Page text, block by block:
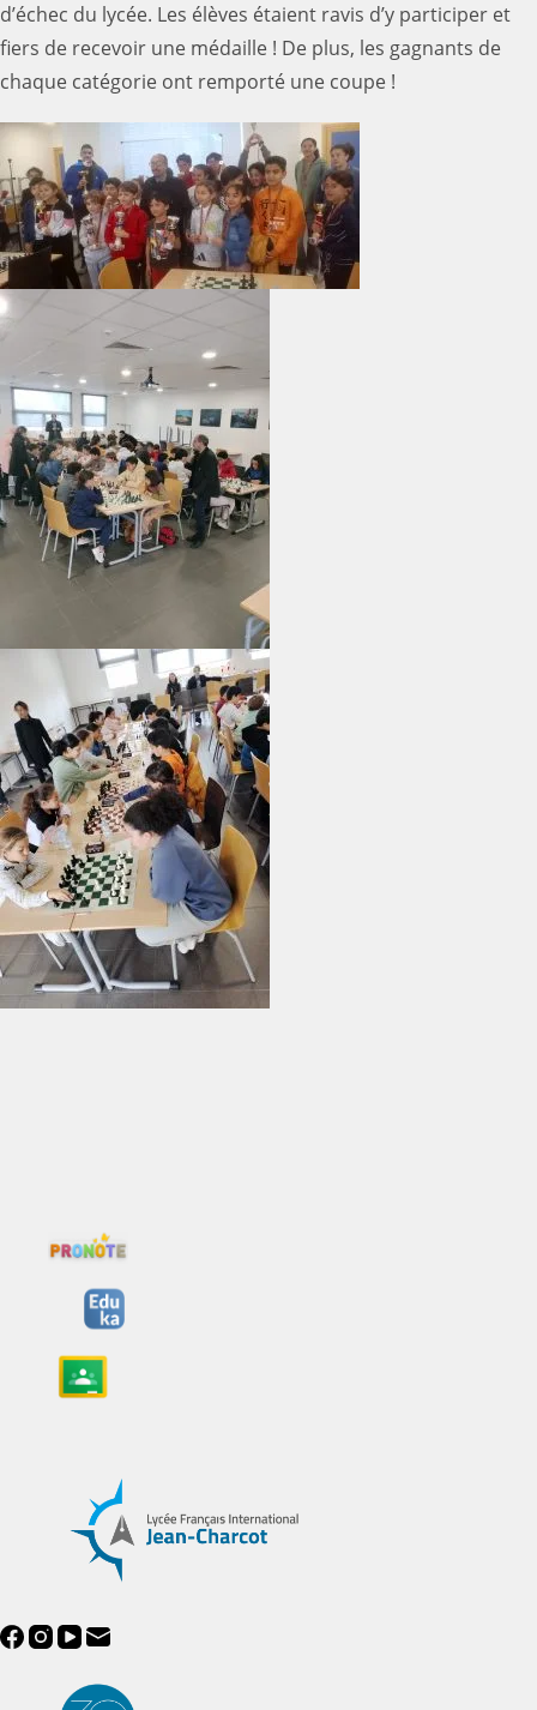
d’échec du lycée. Les élèves étaient ravis d’y participer et
fiers de recevoir une médaille ! De plus, les gagnants de
chaque catégorie ont remporté une coupe !